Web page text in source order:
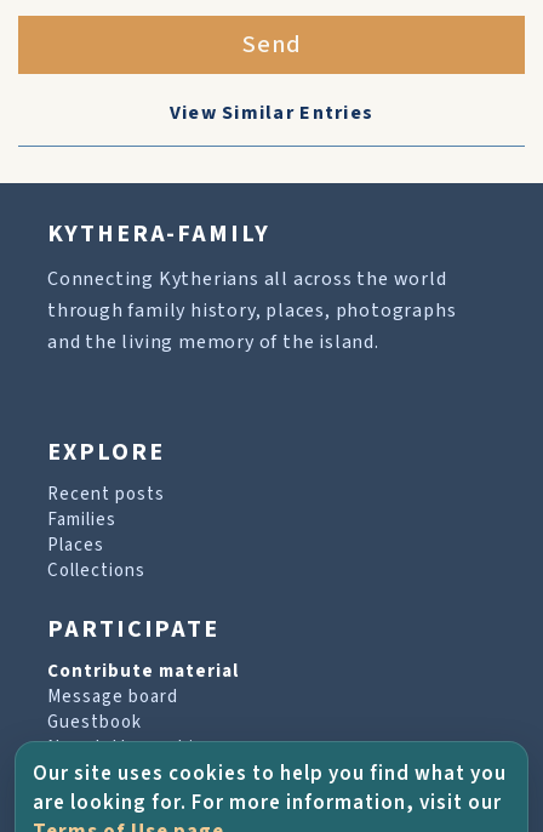
Send
View Similar Entries
KYTHERA-FAMILY
Connecting Kytherians all across the world
through family history, places, photographs
and the living memory of the island.
EXPLORE
Recent posts
Families
Places
Collections
PARTICIPATE
Contribute material
Message board
Guestbook
Newsletter archive
PROJECT & HELP
Our site uses cookies to help you find what you
are looking for. For more information, visit our